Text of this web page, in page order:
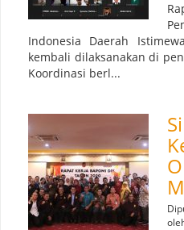
Indonesia Daerah
kembali dilaksanakan di
Koordinasi berl...